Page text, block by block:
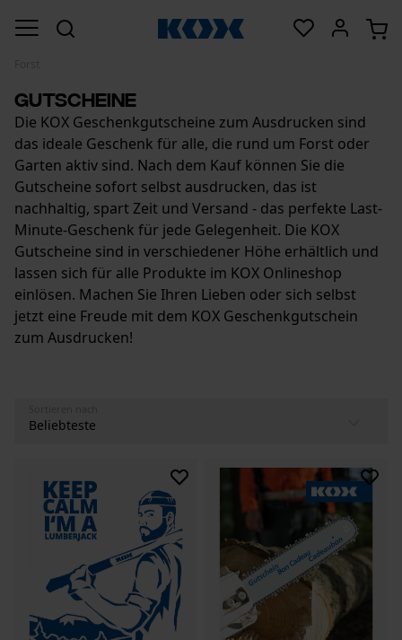
Gutscheine
Die KOX Geschenkgutscheine zum Ausdrucken sind
das ideale Geschenk für alle, die rund um Forst oder
Garten aktiv sind. Nach dem Kauf können Sie die
Gutscheine sofort selbst ausdrucken, das ist
nachhaltig, spart Zeit und Versand - das perfekte Last-
Minute-Geschenk für jede Gelegenheit. Die KOX
Gutscheine sind in verschiedener Höhe erhältlich und
lassen sich für alle Produkte im KOX Onlineshop
einlösen. Machen Sie Ihren Lieben oder sich selbst
jetzt eine Freude mit dem KOX Geschenkgutschein
zum Ausdrucken!